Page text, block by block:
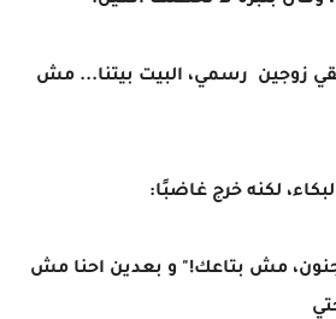
زوجين رسمي، البيت بيتنا... مش
لكنه خرج غاضبًا:
مش بتاعك!" و بعدين احنا مش